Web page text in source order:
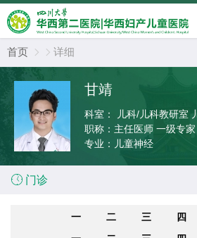
首页   详细
甘靖
科室：
职称： 主任医师 一级专家
专业： 儿童神经
 门诊
一 二 三 四